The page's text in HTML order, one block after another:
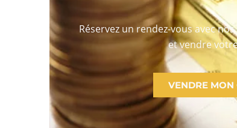
Réservez un rendez-vous avec
et vendre
VENDRE MON